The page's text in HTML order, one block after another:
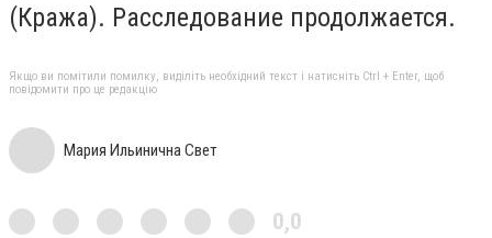
(Кража). Расследование продолжается.
Якщо ви помітили помилку, виділіть необхідний текст і натисніть Ctrl + Enter, щоб
повідомити про це редакцію
Мария Ильинична Свет
0,0